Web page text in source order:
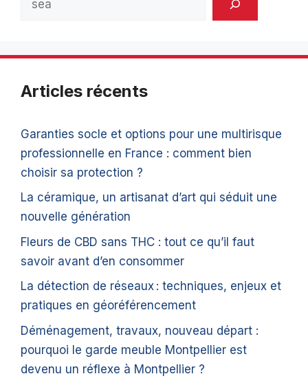
Articles récents
Garanties socle et options pour une multirisque
professionnelle en France : comment bien
choisir sa protection ?
La céramique, un artisanat d’art qui séduit une
nouvelle génération
Fleurs de CBD sans THC : tout ce qu’il faut
savoir avant d’en consommer
La détection de réseaux : techniques, enjeux et
pratiques en géoréférencement
Déménagement, travaux, nouveau départ :
pourquoi le garde meuble Montpellier est
devenu un réflexe à Montpellier ?